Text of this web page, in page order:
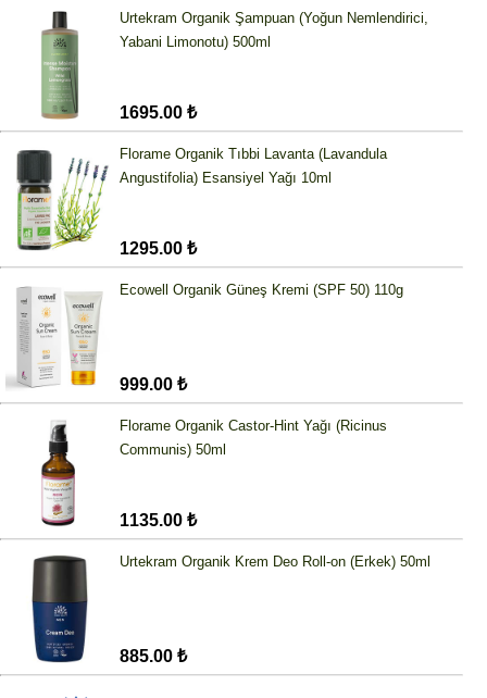
Urtekram Organik Şampuan (Yoğun Nemlendirici,
Yabani Limonotu) 500ml
1695.00 ₺
Florame Organik Tıbbi Lavanta (Lavandula
Angustifolia) Esansiyel Yağı 10ml
1295.00 ₺
Ecowell Organik Güneş Kremi (SPF 50) 110g
999.00 ₺
Florame Organik Castor-Hint Yağı (Ricinus
Communis) 50ml
1135.00 ₺
Urtekram Organik Krem Deo Roll-on (Erkek) 50ml
885.00 ₺